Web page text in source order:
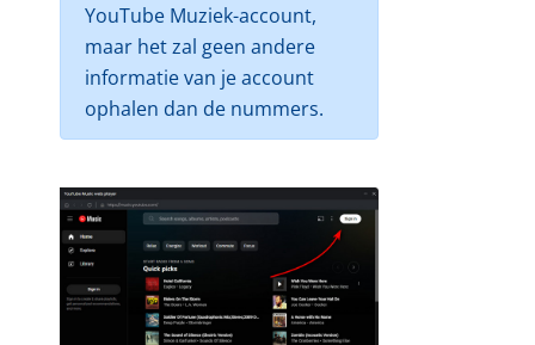
YouTube Muziek-account,
maar het zal geen andere
informatie van je account
ophalen dan de nummers.